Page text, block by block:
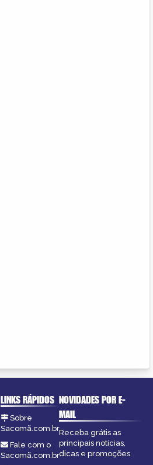
LINKS RÁPIDOS
Sobre
Sacomã.com.br
Fale com o
Sacomã.com.br
NOVIDADES POR E-
MAIL
Receba grátis as
principais notícias,
dicas e promoções